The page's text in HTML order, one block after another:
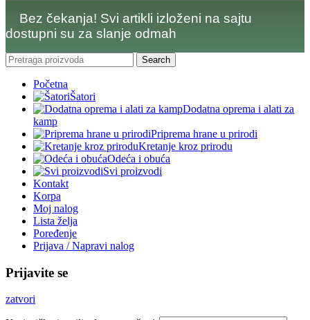
Bez čekanja! Svi artikli izloženi na sajtu
dostupni su za slanje odmah
Search
Početna
Šatori
Dodatna oprema i alati za
kamp
Priprema hrane u prirodi
Kretanje kroz prirodu
Odeća i obuća
Svi proizvodi
Kontakt
Korpa
Moj nalog
Lista želja
Poređenje
Prijava / Napravi nalog
Prijavite se
zatvori